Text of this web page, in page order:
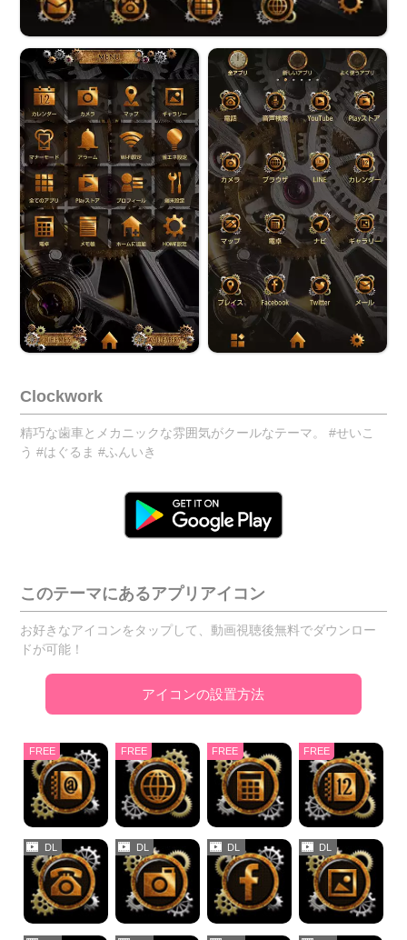
Clockwork
精巧な歯車とメカニックな雰囲気がクールなテーマ。 #せいこ
う #はぐるま #ふんいき
このテーマにあるアプリアイコン
お好きなアイコンをタップして、動画視聴後無料でダウンロー
ドが可能！
アイコンの設置方法